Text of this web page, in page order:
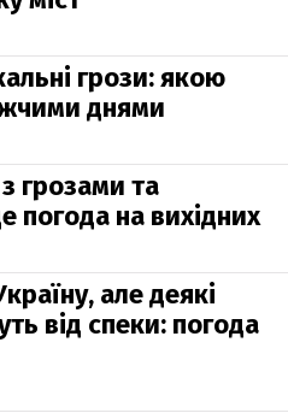
грози: якою
днями
грозами та
погода на вихідних
але деякі
від спеки: погода